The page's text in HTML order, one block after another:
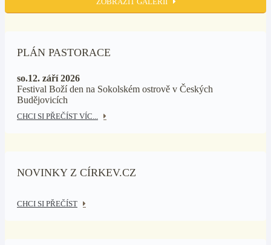
PLÁN PASTORACE
so.12. září 2026
Festival Boží den na Sokolském ostrově v Českých
Budějovicích
CHCI SI PŘEČÍST VÍC...
NOVINKY Z CÍRKEV.CZ
CHCI SI PŘEČÍST